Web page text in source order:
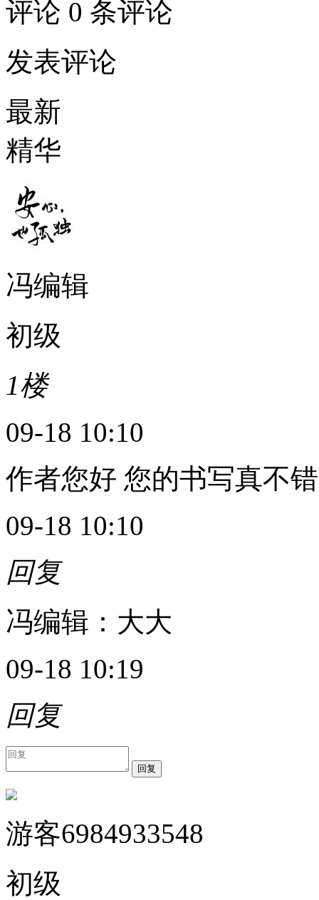
评论 0 条评论
发表评论
最新
精华
冯编辑
初级
1楼
09-18 10:10
作者您好 您的书写真不
09-18 10:10
回复
冯编辑：大大
09-18 10:19
回复
回复
游客6984933548
初级